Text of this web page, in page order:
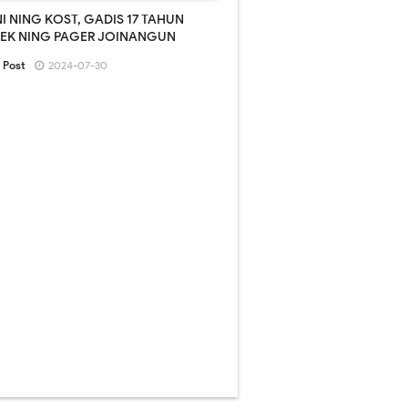
NING KOST, GADIS 17 TAHUN
NING PAGER JOINANGUN
Post 2024-07-30